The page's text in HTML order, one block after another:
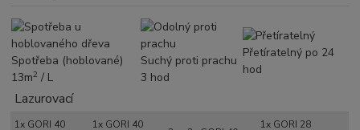
ŠTĚTCEM
válečkem
Přetíratelný po 24 hodinách
Teoretická spotřeba: 13 m
Spotřeba (hoblované)
13m2 / L
Suchý proti prachu
3 hod
Přetíratelný po 24
hod
Lazurovací
1x GORI 40 1x GORI 40 1x GORI 28